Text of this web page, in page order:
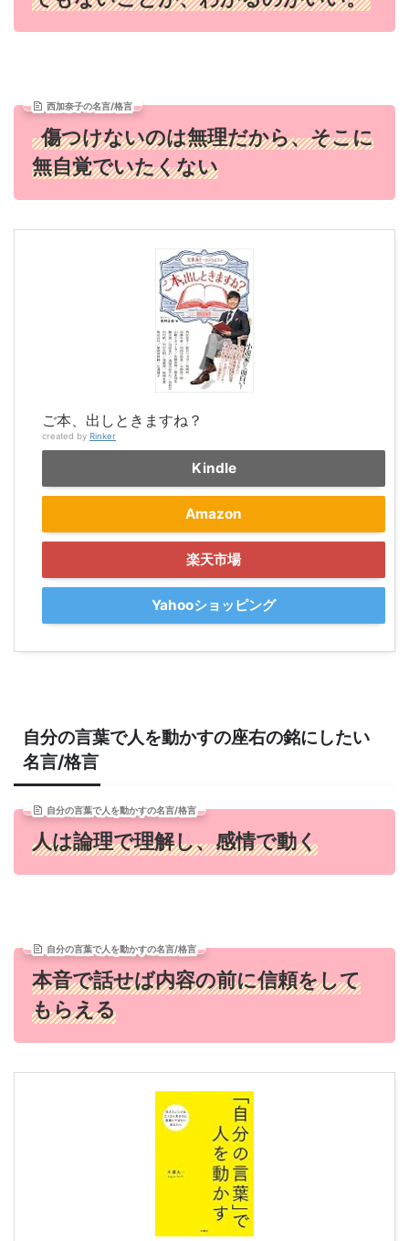
西加奈子の名言/格言
傷つけないのは無理だから、そこに
無自覚でいたくない
ご本、出しときますね？
created by Rinker
Kindle
Amazon
楽天市場
Yahooショッピング
自分の言葉で人を動かすの座右の銘にしたい
名言/格言
自分の言葉で人を動かすの名言/格言
人は論理で理解し、感情で動く
自分の言葉で人を動かすの名言/格言
本音で話せば内容の前に信頼をして
もらえる